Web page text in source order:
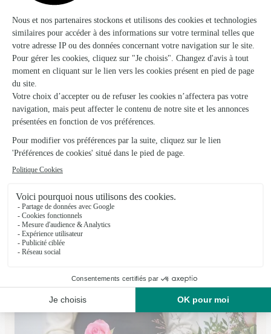
Mme Meleder
Guingamp
★ ★★★ ★ 4.7 (96)
53, rue Notre-Dame
Voir la boutique
Couleur Nature
Plouha
★★★★★4.8 (60)
Voir la boutique